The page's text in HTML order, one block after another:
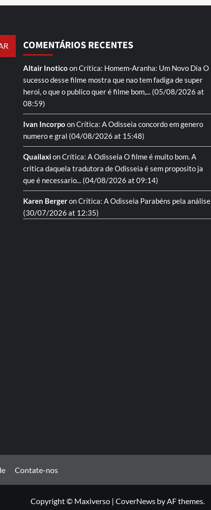
COMENTÁRIOS RECENTES
Altair Inotico onCrítica: Homem-Aranha: Um Novo Dia O
sucesso desse filme mostra que nao tem fadiga de super
heroi, o que o publico quer é filme bom,... (05/08/2026 at
08:59)
Ivan Incorpo onCrítica: A Odisseia concordo em genero
numero e gral (04/08/2026 at 15:48)
QuailaxionCrítica: A Odisseia O filme é muito bom. A
critica daquela tradutora de Odisseia é sem proposito ja
que é necessario... (04/08/2026 at 09:14)
Karen BergeronCrítica: A Odisseia Parabéns pela análise
(30/07/2026 at 12:35)
Contate-nos
Copyright © Maxiverso | CoverNews by AF themes.